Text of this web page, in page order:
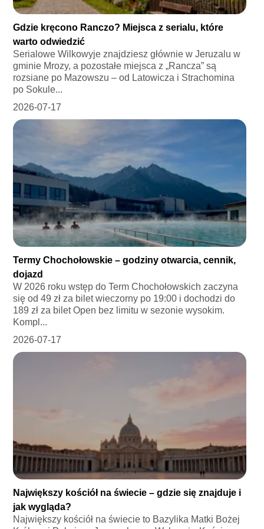
Gdzie kręcono Ranczo? Miejsca z serialu, które
warto odwiedzić
Serialowe Wilkowyje znajdziesz głównie w Jeruzalu w
gminie Mrozy, a pozostałe miejsca z „Rancza” są
rozsiane po Mazowszu – od Latowicza i Strachomina
po Sokule...
2026-07-17
Termy Chochołowskie – godziny otwarcia, cennik,
dojazd
W 2026 roku wstęp do Term Chochołowskich zaczyna
się od 49 zł za bilet wieczorny po 19:00 i dochodzi do
189 zł za bilet Open bez limitu w sezonie wysokim.
Kompl...
2026-07-17
Największy kościół na świecie – gdzie się znajduje i
jak wygląda?
Największy kościół na świecie to Bazylika Matki Bożej